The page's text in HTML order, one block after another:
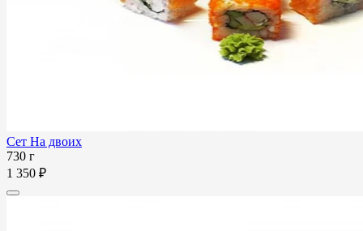
Сет На двоих
730 г
1 350 ₽